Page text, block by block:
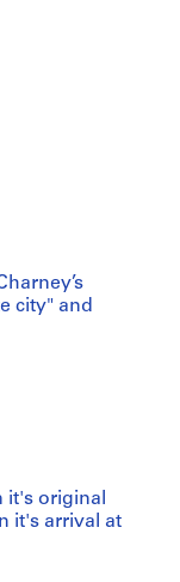
city" and
it's original
it's arrival at